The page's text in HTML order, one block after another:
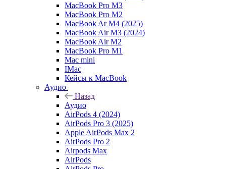
MacBook Pro M3
MacBook Pro M2
MacBook Ar M4 (2025)
MacBook Air M3 (2024)
MacBook Air M2
MacBook Pro M1
Mac mini
IMac
Кейсы к MacBook
Аудио
Назад
Аудио
AirPods 4 (2024)
AirPods Pro 3 (2025)
Apple AirPods Max 2
AirPods Pro 2
Airpods Max
AirPods